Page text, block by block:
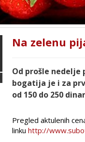
Na zelenu
Od prošle nedelje
bogatija je i za
od 150 do 250
Pregled aktulenih
linku http://